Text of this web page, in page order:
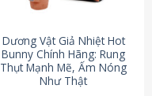
Dương Vật Giả Nhiệt Hot
Bunny Chính Hãng: Rung
Thụt Mạnh Mẽ, Ấm Nóng
Như Thật